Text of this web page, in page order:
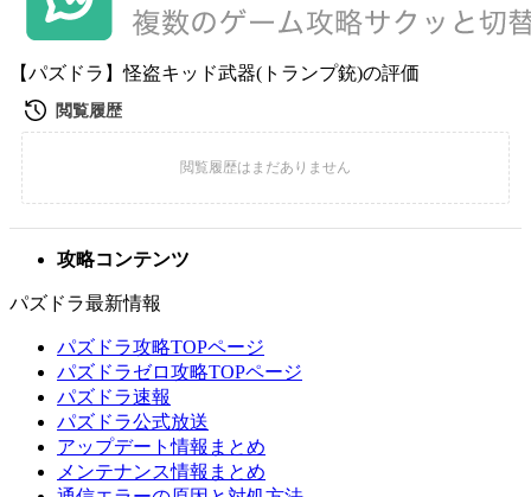
【パズドラ】怪盗キッド武器(トランプ銃)の評価
攻略コンテンツ
パズドラ最新情報
パズドラ攻略TOPページ
パズドラゼロ攻略TOPページ
パズドラ速報
パズドラ公式放送
アップデート情報まとめ
メンテナンス情報まとめ